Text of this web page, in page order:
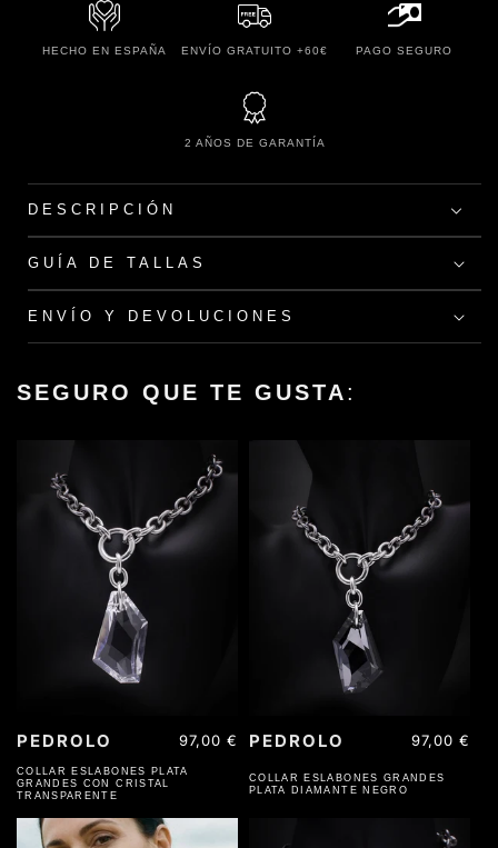
HECHO EN ESPAÑA ENVÍO GRATUITO +60€ PAGO SEGURO
2 AÑOS DE GARANTÍA
DESCRIPCIÓN
GUÍA DE TALLAS
ENVÍO Y DEVOLUCIONES
SEGURO QUE TE GUSTA:
COLLAR ESLABONES PLATA
GRANDES CON CRISTAL
TRANSPARENTE
PEDROLO
Precio
habitual
97,00 €
ACERO INOXIDABLE
COLLAR ESLABONES GRANDES
PLATA DIAMANTE NEGRO
PEDROLO
Precio
habitual
97,00 €